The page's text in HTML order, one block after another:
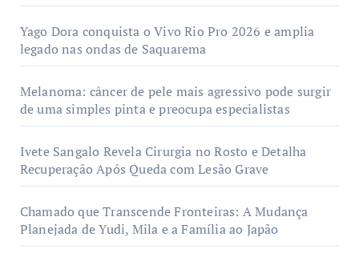
Yago Dora conquista o Vivo Rio Pro 2026 e amplia
legado nas ondas de Saquarema
Melanoma: câncer de pele mais agressivo pode surgir
de uma simples pinta e preocupa especialistas
Ivete Sangalo Revela Cirurgia no Rosto e Detalha
Recuperação Após Queda com Lesão Grave
Chamado que Transcende Fronteiras: A Mudança
Planejada de Yudi, Mila e a Família ao Japão